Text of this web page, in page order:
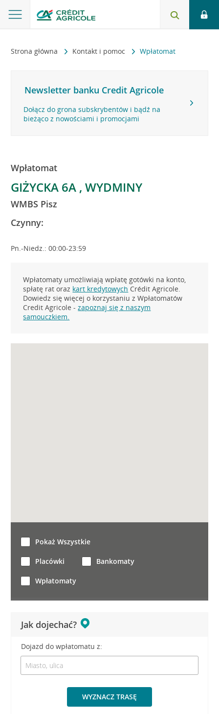
Strona główna Kontakt i pomoc Wpłatomat
Newsletter banku Credit Agricole
Dołącz do grona subskrybentów i bądź na
bieżąco z nowościami i promocjami
Wpłatomat
GIŻYCKA 6A , WYDMINY
WMBS Pisz
Czynny:
Pn.-Niedz.: 00:00-23:59
Wpłatomaty umożliwiają wpłatę gotówki na konto,
spłatę rat oraz kart kredytowych Crédit Agricole.
Dowiedz się więcej o korzystaniu z Wpłatomatów
Credit Agricole -zapoznaj się z naszym
samouczkiem.
Jak dojechać?
Dojazd do wpłatomatu z:
WYZNACZ TRASĘ
Pokaż Wszystkie
Placówki Bankomaty
Wpłatomaty